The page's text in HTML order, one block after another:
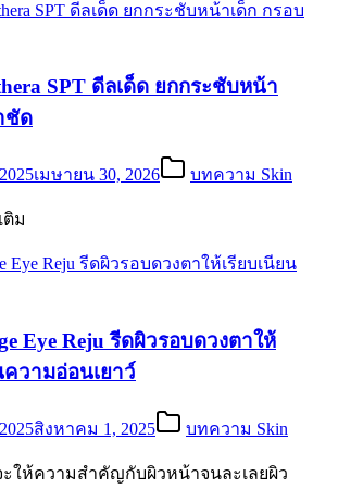
SPT ดีลเด็ด ยกกระชับหน้า
ชัด
เมษายน 30, 2026 บทความ Skin
ติม
Eye Reju รีดผิวรอบดวงตาให้
วามอ่อนเยาว์
สิงหาคม 1, 2025 บทความ Skin
ให้ความสำคัญกับผิวหน้าจนละเลยผิว